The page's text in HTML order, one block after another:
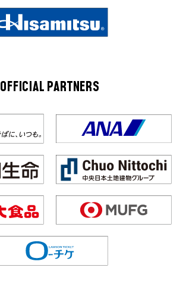
OFFICIAL PARTNERS